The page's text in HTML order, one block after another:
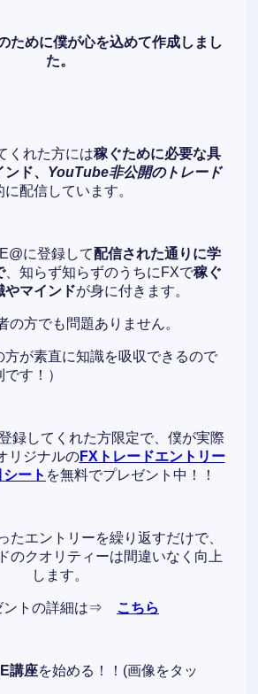
ために僕が心を込めて作成しまし
た。
くれた方には稼ぐために必要な具
ド、 YouTube非公開のトレード
配信しています。
に登録して配信された通りに学
、知らず知らずのうちにFXで稼ぐ
やマインドが身に付きます。
の方でも問題ありません。
方が素直に知識を吸収できるので
す！）
録してくれた方限定で、僕が実際
リジナルのFXトレードエントリー
ート を無料でプレゼント中！！
たエントリーを繰り返すだけで、
のクオリティーは間違いなく向上
します。
ントの詳細は⇒ こちら
講座を始める！！(画像をタッ